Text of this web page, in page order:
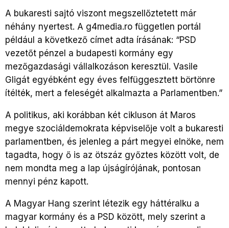
A bukaresti sajtó viszont megszellőztetett már
néhány nyertest. A g4media.ro független portál
például a következő címet adta írásának: “PSD
vezetőt pénzel a budapesti kormány egy
mezőgazdasági vállalkozáson keresztül. Vasile
Gligát egyébként egy éves felfüggesztett börtönre
ítélték, mert a feleségét alkalmazta a Parlamentben.”
A politikus, aki korábban két cikluson át Maros
megye szociáldemokrata képviselője volt a bukaresti
parlamentben, és jelenleg a párt megyei elnöke, nem
tagadta, hogy ő is az ötszáz győztes között volt, de
nem mondta meg a lap újságírójának, pontosan
mennyi pénz kapott.
A Magyar Hang szerint létezik egy háttéralku a
magyar kormány és a PSD között, mely szerint a